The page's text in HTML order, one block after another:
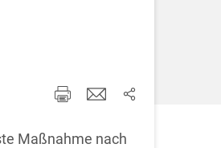
Maßnahme nach